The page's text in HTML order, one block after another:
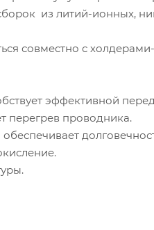
из литий-ионных,
совместно с
эффективной
перегрев проводника.